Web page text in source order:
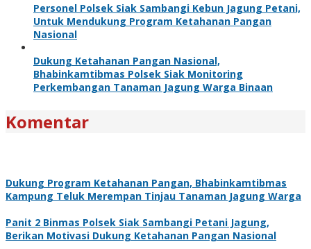
Personel Polsek Siak Sambangi Kebun Jagung Petani,
Untuk Mendukung Program Ketahanan Pangan
Nasional
Dukung Ketahanan Pangan Nasional,
Bhabinkamtibmas Polsek Siak Monitoring
Perkembangan Tanaman Jagung Warga Binaan
Komentar
Dukung Program Ketahanan Pangan, Bhabinkamtibmas
Kampung Teluk Merempan Tinjau Tanaman Jagung Warga
Panit 2 Binmas Polsek Siak Sambangi Petani Jagung,
Berikan Motivasi Dukung Ketahanan Pangan Nasional